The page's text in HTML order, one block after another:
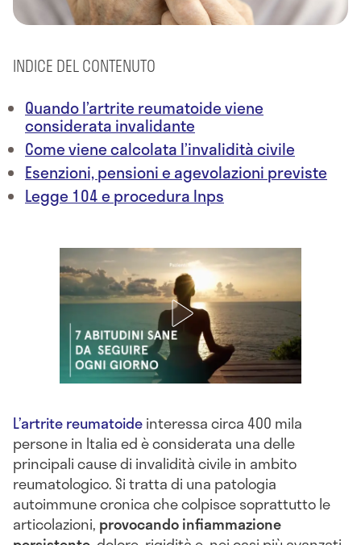
INDICE DEL CONTENUTO
Quando l’artrite reumatoide viene
considerata invalidante
Come viene calcolata l’invalidità civile
Esenzioni, pensioni e agevolazioni previste
Legge 104 e procedura Inps
L’artrite reumatoideinteressa circa 400 mila
persone in Italia ed è considerata una delle
principali cause di invalidità civile in ambito
reumatologico. Si tratta di una patologia
autoimmune cronica che colpisce soprattutto le
articolazioni, provocando infiammazione